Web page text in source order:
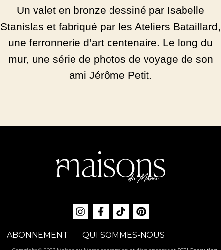
Un valet en bronze dessiné par Isabelle
Stanislas et fabriqué par les Ateliers Bataillard,
une ferronnerie d’art centenaire. Le long du
mur, une série de photos de voyage de son
ami Jérôme Petit.
ABONNEMENT QUI SOMMES-NOUS